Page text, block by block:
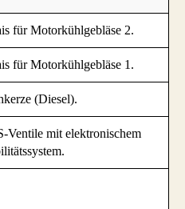
für Motorkühlgebläse 2.
für Motorkühlgebläse 1.
(Diesel).
Ventile mit elektronischem